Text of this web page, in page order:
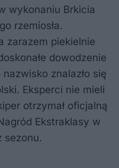
wykonaniu Brkicia
rzemiosła.
zarazem piekielnie
dowodzenie
znalazło się
Eksperci nie mieli
otrzymał oficjalną
Ekstraklasy w
sezonu.